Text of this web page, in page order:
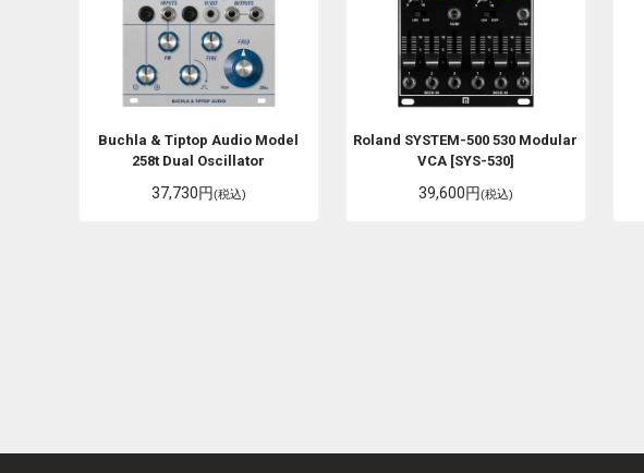
Buchla & Tiptop Audio Model
258t Dual Oscillator
37,730円(税込)
Roland SYSTEM-500 530 Modular
VCA [SYS-530]
39,600円(税込)